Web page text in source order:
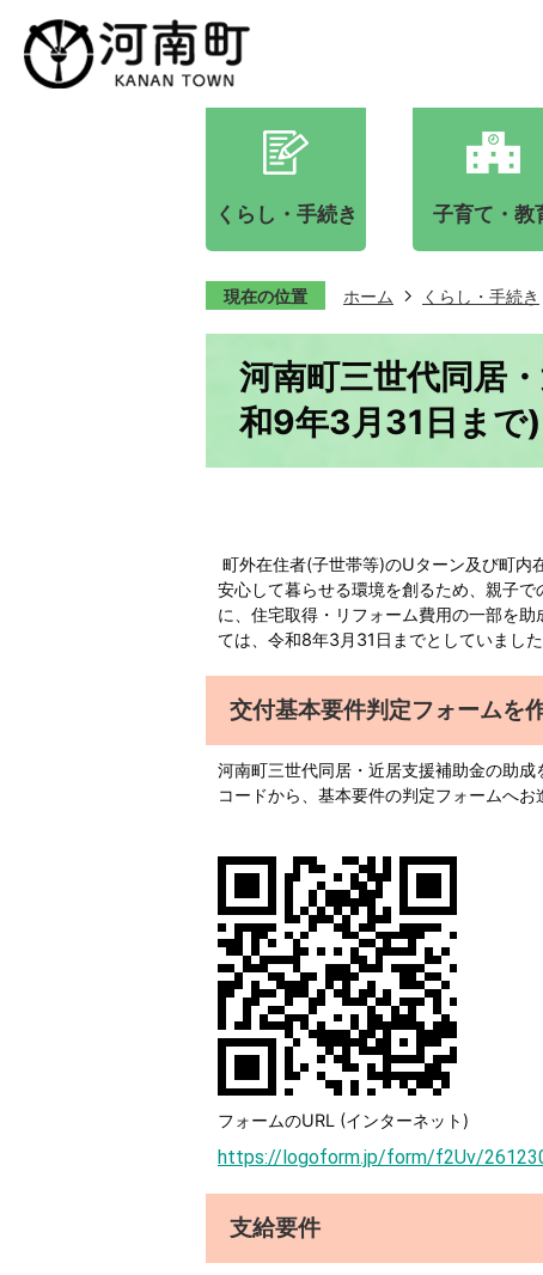
くらし・手続き 子育て・教
現在の位置 ホーム くらし・手続き
河南町三世代同居
和9年3月31日まで)
町外在住者(子世帯等)のUターン及び町内
安心して暮らせる環境を創るため、親子
に、住宅取得・リフォーム費用の一部を
ては、令和8年3月31日までとしていまし
交付基本要件判定フォームを
河南町三世代同居・近居支援補助金の助
コードから、基本要件の判定フォームへお
フォームのURL (インターネット)
https://logoform.jp/form/f2Uv/
支給要件